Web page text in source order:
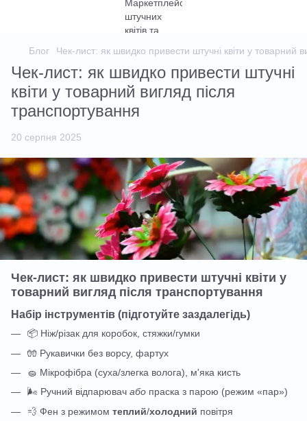
Блог Чек-лист: як швидко привести штучні квіти у товарний
Чек-лист: як швидко привести штучні
квіти у товарний вигляд після
транспортування
20 серпня 2025
Чек-лист: як швидко привести штучні квіти у
товарний вигляд після транспортування
Набір інструментів (підготуйте заздалегідь)
📦 Ніж/різак для коробок, стяжки/гумки
🧤 Рукавички без ворсу, фартух
🧽 Мікрофібра (суха/злегка волога), м'яка кисть
🌬️ Ручний відпарювач або праска з парою (режим «пар»)
💨 Фен з режимом теплий/холодний повітря